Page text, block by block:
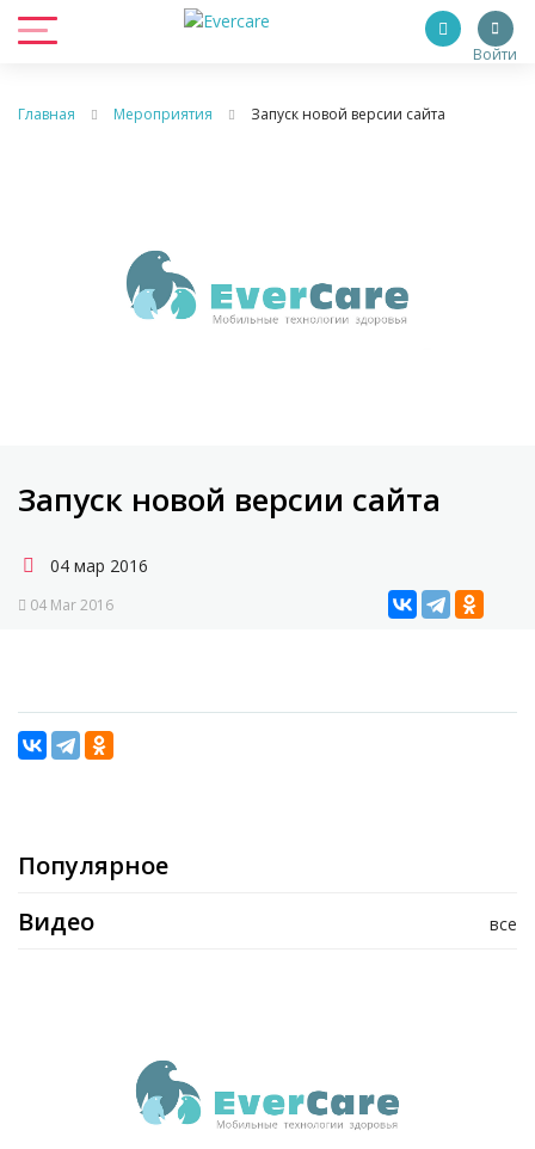
Войти
Главная Мероприятия Запуск новой версии сайта
Запуск новой версии сайта
04 мар 2016
04 Mar 2016
Популярное
все
Видео